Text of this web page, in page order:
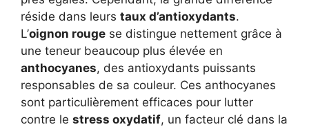
réside dans leurs taux d’antioxydants.
L’oignon rouge se distingue nettement grâce à
une teneur beaucoup plus élevée en
anthocyanes, des antioxydants puissants
responsables de sa couleur. Ces anthocyanes
sont particulièrement efficaces pour lutter
contre le stress oxydatif, un facteur clé dans la